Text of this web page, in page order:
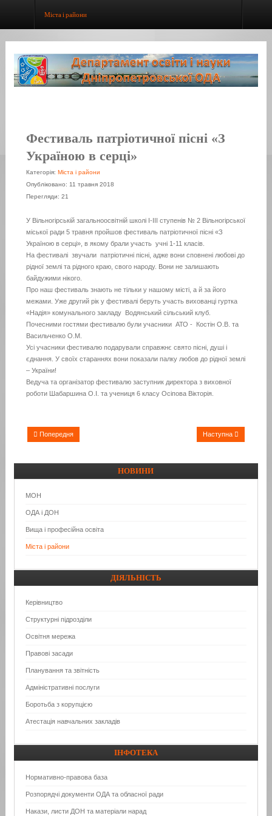
Міста і райони
Фестиваль патріотичної пісні «З
Україною в серці»
Категорія: Міста і райони
Опубліковано: 11 травня 2018
Перегляди: 21
У Вільногірській загальноосвітній школі І-ІІІ ступенів № 2 Вільногірської
міської ради 5 травня пройшов фестиваль патріотичної пісні «З
Україною в серці», в якому брали участь учні 1-11 класів.
На фестивалі звучали патріотичні пісні, адже вони сповнені любові до
рідної землі та рідного краю, свого народу. Вони не залишають
байдужими нікого.
Про наш фестиваль знають не тільки у нашому місті, а й за його
межами. Уже другий рік у фестивалі беруть участь вихованці гуртка
«Надія» комунального закладу Водянський сільський клуб.
Почесними гостями фестивалю були учасники АТО - Костін О.В. та
Васильченко О.М.
Усі учасники фестивалю подарували справжнє свято пісні, душі і
єднання. У своїх стараннях вони показали палку любов до рідної землі
– України!
Ведуча та організатор фестивалю заступник директора з виховної
роботи Шабаршина О.І. та учениця 6 класу Осіпова Вікторія.
Попередня Наступна
НОВИНИ
МОН
ОДА і ДОН
Вища і професійна освіта
Міста і райони
ДІЯЛЬНІСТЬ
Керівництво
Структурні підрозділи
Освітня мережа
Правові засади
Планування та звітність
Адміністративні послуги
Боротьба з корупцією
Атестація навчальних закладів
ІНФОТЕКА
Нормативно-правова база
Розпорядчі документи ОДА та обласної ради
Накази, листи ДОН та матеріали нарад